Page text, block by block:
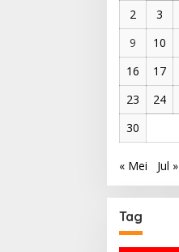
2
3
9
10
16
17
23
24
30
« Mei Jul »
Tag